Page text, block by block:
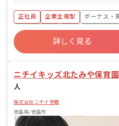
休3日制にすることも可
日休んで土日に入ること
にも安く混まず行くこと
特別活動中の見守り ・
補助 ※英語保育について 子どもへの基
本的活動への呼びかけ
動物果物などの英単語を
活用したり、一緒に歌
す。英語講師のスタッフ
は全く使えないスタッ
フが間に入りますので英
が無い方もご安心ください。 ■
成 0歳児クラス 7名
正社員 企業主導型
ボーナス・
社会保険完備
有給
福利厚生充
残業少なめ
昇給昇
詳しく見る
ニチイキッズ北たみや保育園
人
株式会社ニチイ学館
徳島県/徳島市